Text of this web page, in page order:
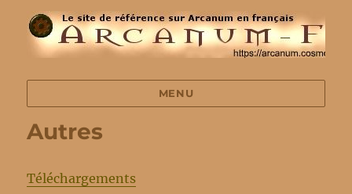
MENU
Autres
Téléchargements